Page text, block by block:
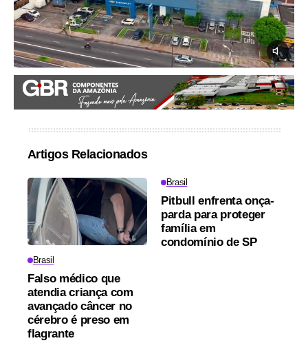
Artigos Relacionados
Brasil
Falso médico que
atendia criança com
avançado câncer no
cérebro é preso em
flagrante
Brasil
Pitbull enfrenta onça-
parda para proteger
família em
condomínio de SP